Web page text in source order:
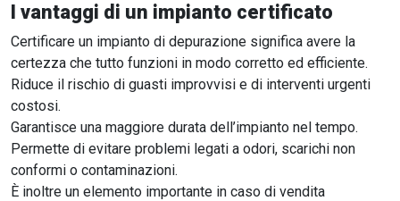
I vantaggi di un impianto certificato
Certificare un impianto di depurazione significa avere la
certezza che tutto funzioni in modo corretto ed efficiente.
Riduce il rischio di guasti improvvisi e di interventi urgenti
costosi.
Garantisce una maggiore durata dell’impianto nel tempo.
Permette di evitare problemi legati a odori, scarichi non
conformi o contaminazioni.
È inoltre un elemento importante in caso di vendita